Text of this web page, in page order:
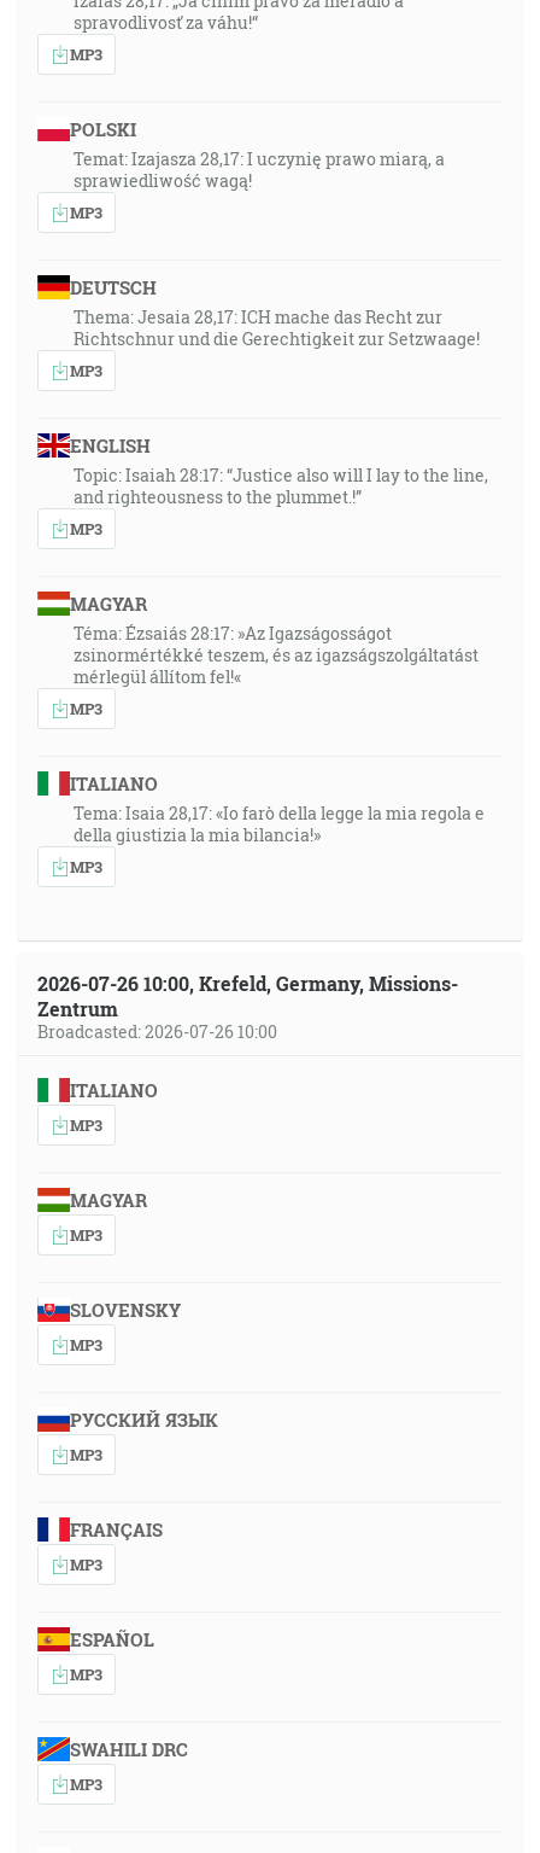
spravodlivosť za váhu!“
MP3
POLSKI
Temat: Izajasza 28,17: I uczynię prawo miarą, a
sprawiedliwość wagą!
MP3
DEUTSCH
Thema: Jesaia 28,17: ICH mache das Recht zur
Richtschnur und die Gerechtigkeit zur Setzwaage!
MP3
ENGLISH
Topic: Isaiah 28:17: “Justice also will I lay to the line,
and righteousness to the plummet.!”
MP3
MAGYAR
Téma: Ézsaiás 28:17: »Az Igazságosságot
zsinormértékké teszem, és az igazságszolgáltatást
mérlegül állítom fel!«
MP3
ITALIANO
Tema: Isaia 28,17: «Io farò della legge la mia regola e
della giustizia la mia bilancia!»
MP3
2026-07-26 10:00, Krefeld, Germany, Missions-
Zentrum
Broadcasted: 2026-07-26 10:00
ITALIANO
MP3
MAGYAR
MP3
SLOVENSKY
MP3
РУССКИЙ ЯЗЫК
MP3
FRANÇAIS
MP3
ESPAÑOL
MP3
SWAHILI DRC
MP3